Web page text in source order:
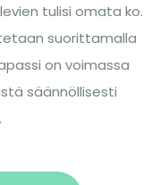
tulisi omata ko.
suorittamalla
on voimassa
säännöllisesti